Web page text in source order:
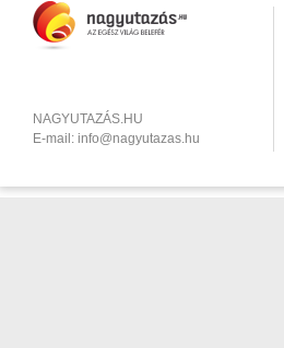
NAGYUTAZÁS.HU
E-mail: info@nagyutazas.hu